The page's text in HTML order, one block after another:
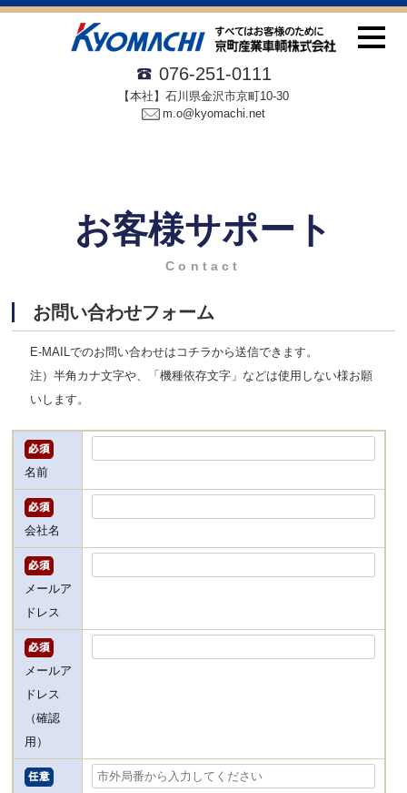
076-251-0111
【本社】石川県金沢市京町10-30
m.o@kyomachi.net
お客様サポート
Contact
お問い合わせフォーム
E-MAILでのお問い合わせはコチラから送信できます。
注）半角カナ文字や、「機種依存文字」などは使用しない様お願
いします。
名前
会社名
メールア
ドレス
メールア
ドレス
（確認
用）